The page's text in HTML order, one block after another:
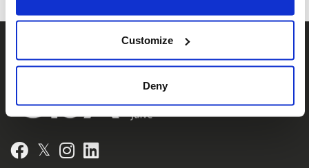
Customize
Deny
Facebook
𝕏 Instagram